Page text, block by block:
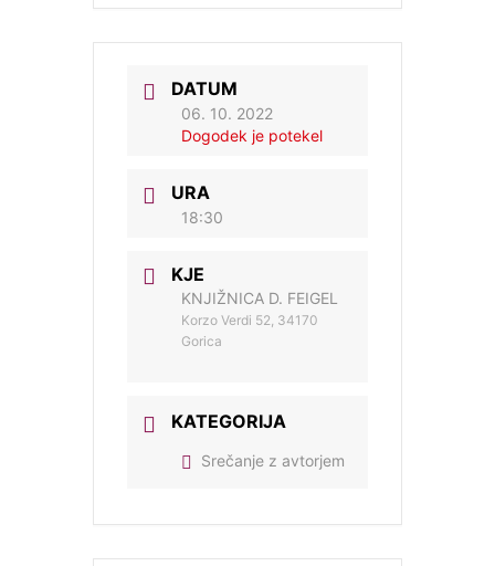
DATUM
06. 10. 2022
Dogodek je potekel
URA
18:30
KJE
KNJIŽNICA D. FEIGEL
Korzo Verdi 52, 34170
Gorica
KATEGORIJA
Srečanje z avtorjem